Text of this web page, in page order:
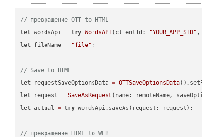
// превращение OTT to HTML
let wordsApi = try WordsAPI (clientId: "YOUR_APP_SID" ,
let fileName = "file" ;
// Save to HTML
let requestSaveOptionsData = OTTSaveOptionsData
let request = SaveAsRequest (name: remoteName,
let actual = try wordsApi.saveAs(request: request);
// превращение HTML to WEB